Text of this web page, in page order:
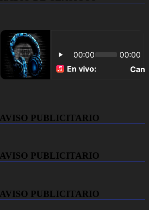
AVISO PUBLICITARIO
AVISO PUBLICITARIO
AVISO PUBLICITARIO